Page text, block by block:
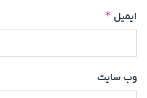
ایمیل *
وب‌ سایت